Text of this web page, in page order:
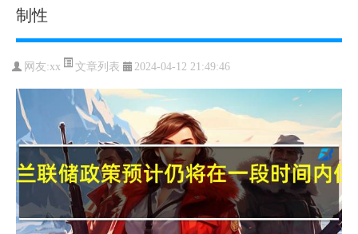
制性
网友:xx 文章列表 2024-04-12 21:49:46